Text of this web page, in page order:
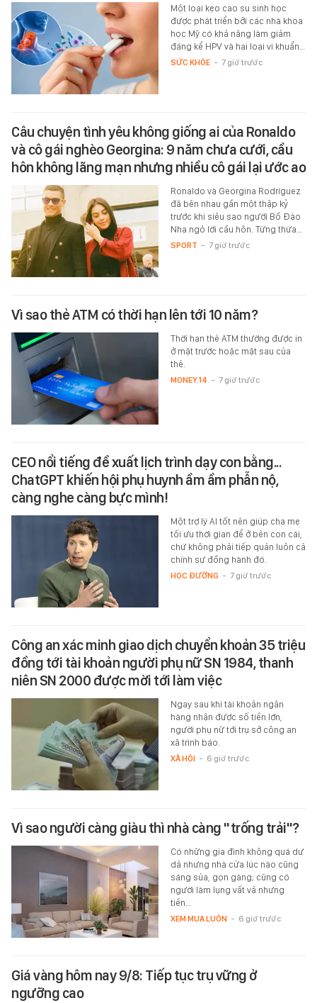
Một loại kẹo cao su sinh học
được phát triển bởi các nhà khoa
học Mỹ có khả năng làm giảm
đáng kể HPV và hai loại vi khuẩn…
SỨC KHỎE - 7 giờ trước
Câu chuyện tình yêu không giống ai của Ronaldo
và cô gái nghèo Georgina: 9 năm chưa cưới, cầu
hôn không lãng mạn nhưng nhiều cô gái lại ước ao
Ronaldo và Georgina Rodríguez
đã bên nhau gần một thập kỷ
trước khi siêu sao người Bồ Đào
Nha ngỏ lời cầu hôn. Từng thừa…
SPORT - 7 giờ trước
Vì sao thẻ ATM có thời hạn lên tới 10 năm?
Thời hạn thẻ ATM thường được in
ở mặt trước hoặc mặt sau của
thẻ.
MONEY.14 - 7 giờ trước
CEO nổi tiếng đề xuất lịch trình dạy con bằng...
ChatGPT khiến hội phụ huynh ầm ầm phẫn nộ,
càng nghe càng bực mình!
Một trợ lý AI tốt nên giúp cha mẹ
tối ưu thời gian để ở bên con cái,
chứ không phải tiếp quản luôn cả
chính sự đồng hành đó.
HỌC ĐƯỜNG - 7 giờ trước
Công an xác minh giao dịch chuyển khoản 35 triệu
đồng tới tài khoản người phụ nữ SN 1984, thanh
niên SN 2000 được mời tới làm việc
Ngay sau khi tài khoản ngân
hàng nhận được số tiền lớn,
người phụ nữ tới trụ sở công an
xã trình báo.
XÃ HỘI - 6 giờ trước
Vì sao người càng giàu thì nhà càng "trống trải"?
Có những gia đình không quá dư
dả nhưng nhà cửa lúc nào cũng
sáng sủa, gọn gàng; cũng có
người làm lụng vất vả nhưng
tiền…
XEM MUA LUÔN - 6 giờ trước
Giá vàng hôm nay 9/8: Tiếp tục trụ vững ở
ngưỡng cao